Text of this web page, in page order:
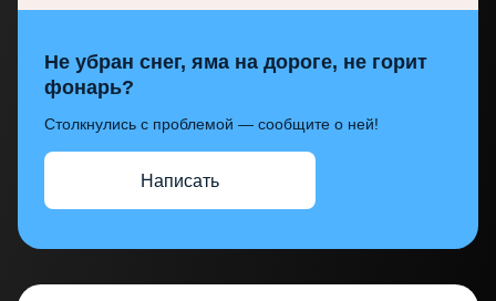
Не убран снег, яма на дороге, не горит
фонарь?
Столкнулись с проблемой — сообщите о ней!
Написать